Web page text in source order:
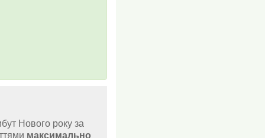
Нового року за
максимально